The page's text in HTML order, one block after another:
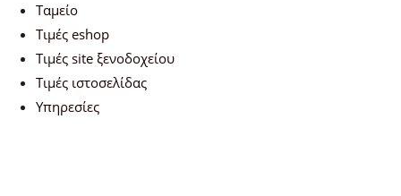
Ταμείο
Τιμές eshop
Τιμές site ξενοδοχείου
Τιμές ιστοσελίδας
Υπηρεσίες